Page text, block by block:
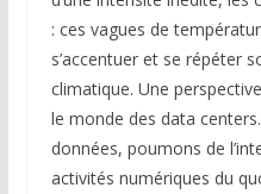
: ces vagues de
s’accentuer et se répéter
climatique. Une
le monde des data
données, poumons de
activités numériques du